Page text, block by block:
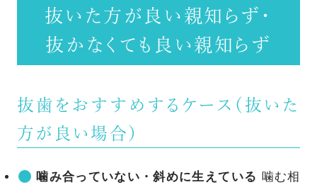
抜いた方が良い親知らず・
抜かなくても良い親知らず
抜歯をおすすめするケース（抜いた
方が良い場合）
噛み合っていない・斜めに生えている 噛む相